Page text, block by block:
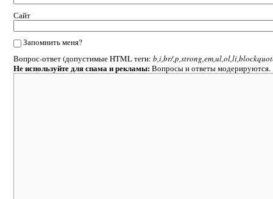
Сайт
Запомнить меня?
Вопрос-ответ (допустимые HTML теги: b,i,br/
Не используйте для спама и рекламы:Вопросы и ответы модерируются.